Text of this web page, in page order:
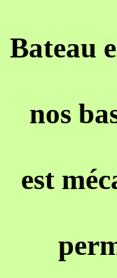
Bateau
nos
est